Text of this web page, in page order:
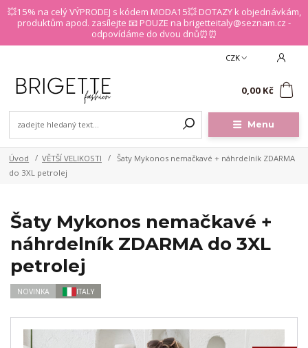
💥15% na celý VÝPRODEJ s kódem MODA15💥 DOTAZY k objednávkám,
produktům apod. zasílejte 📧 POUZE na brigetteitaly@seznam.cz -
odpovídáme do dvou dnů⏰⏰
Menu
CZK
0,00 Kč
Úvod VĚTŠÍ VELIKOSTI
Šaty Mykonos nemačkavé + náhrdelník ZDARMA
do 3XL petrolej
Šaty Mykonos nemačkavé +
náhrdelník ZDARMA do 3XL
petrolej
NOVINKA ITALY